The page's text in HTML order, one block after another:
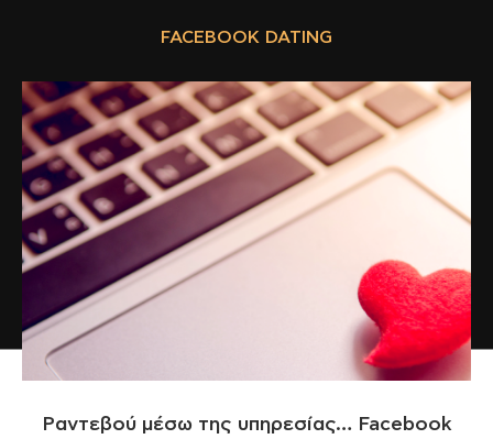
FACEBOOK DATING
Ραντεβού μέσω της υπηρεσίας… Facebook